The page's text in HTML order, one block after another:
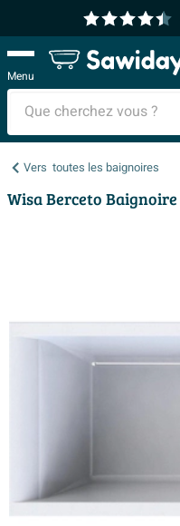
Menu
Vers toutes les baignoires